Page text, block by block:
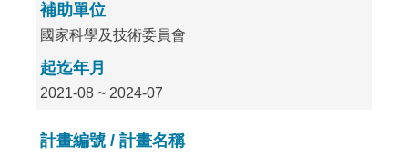
補助單位
國家科學及技術委員會
起迄年月
2021-08 ~ 2024-07
計畫編號 / 計畫名稱